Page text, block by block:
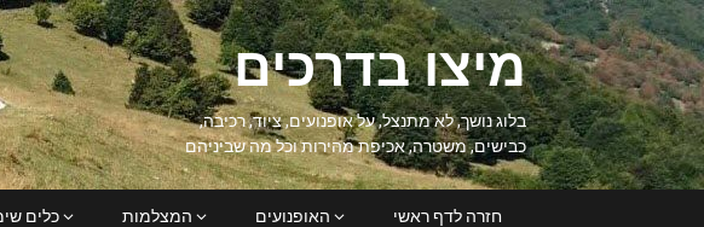
Skip
to
content
מיצו בדרכים
בלוג נושך, לא מתנצל, על אופנועים, ציוד, רכיבה,
כבישים, משטרה, אכיפת מהירות וכל מה שביניהם
חזרה לדף ראשי האופנועים המצלמות כלים